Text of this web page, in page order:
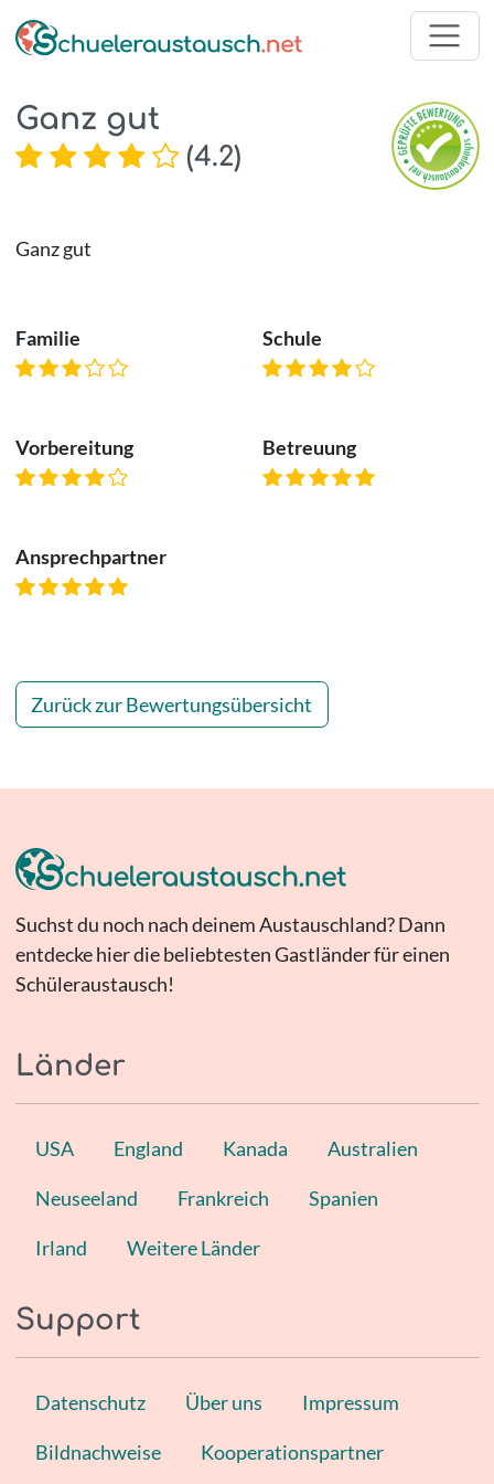
Ganz gut
(4.2)
Ganz gut
Familie Schule
Vorbereitung Betreuung
Ansprechpartner
Zurück zur Bewertungsübersicht
Suchst du noch nach deinem Austauschland? Dann
entdecke hier die beliebtesten Gastländer für einen
Schüleraustausch!
Länder
USA England Kanada Australien
Neuseeland Frankreich Spanien
Irland Weitere Länder
Support
Datenschutz Über uns Impressum
Bildnachweise Kooperationspartner